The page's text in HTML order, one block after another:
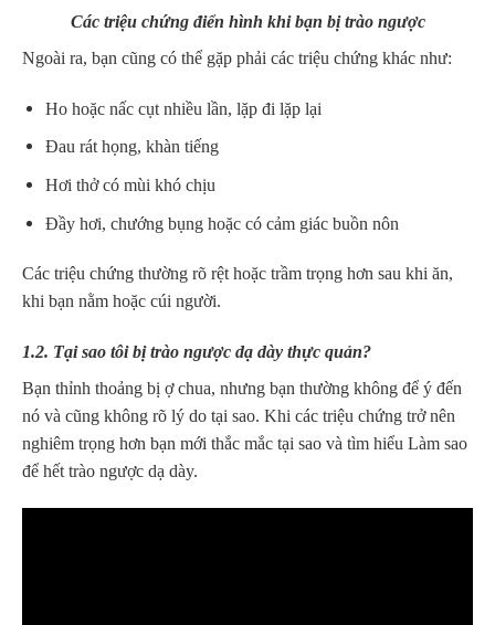
Các triệu chứng điển hình khi bạn bị trào ngược
Ngoài ra, bạn cũng có thể gặp phải các triệu chứng khác như:
Ho hoặc nấc cụt nhiều lần, lặp đi lặp lại
Đau rát họng, khàn tiếng
Hơi thở có mùi khó chịu
Đầy hơi, chướng bụng hoặc có cảm giác buồn nôn
Các triệu chứng thường rõ rệt hoặc trầm trọng hơn sau khi ăn,
khi bạn nằm hoặc cúi người.
1.2. Tại sao tôi bị trào ngược dạ dày thực quản?
Bạn thỉnh thoảng bị ợ chua, nhưng bạn thường không để ý đến
nó và cũng không rõ lý do tại sao. Khi các triệu chứng trở nên
nghiêm trọng hơn bạn mới thắc mắc tại sao và tìm hiểu Làm sao
để hết trào ngược dạ dày.